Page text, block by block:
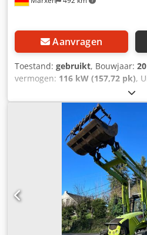
Aanvragen
Toestand: gebruikt, Bouwjaar:
vermogen: 116 kW (157,72 pk),